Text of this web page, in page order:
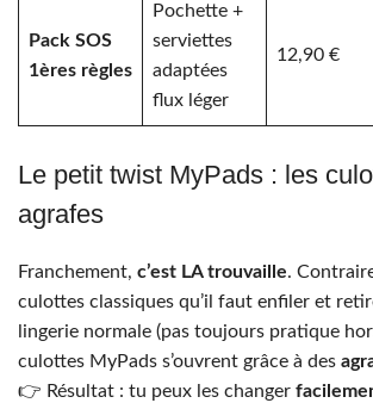
Pack SOS
1ères règles
Pochette +
serviettes
adaptées
flux léger
12,90 €
Le petit twist MyPads : les
agrafes
Franchement, c’est LA trouvaille.
culottes classiques qu’il faut enfiler et
lingerie normale (pas toujours pratique
culottes MyPads s’ouvrent grâce à des
👉 Résultat : tu peux les changer